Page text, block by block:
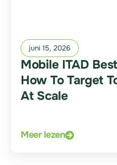
juni 15, 2026
Mobile ITAD
How To Target
At Scale
Meer lezen